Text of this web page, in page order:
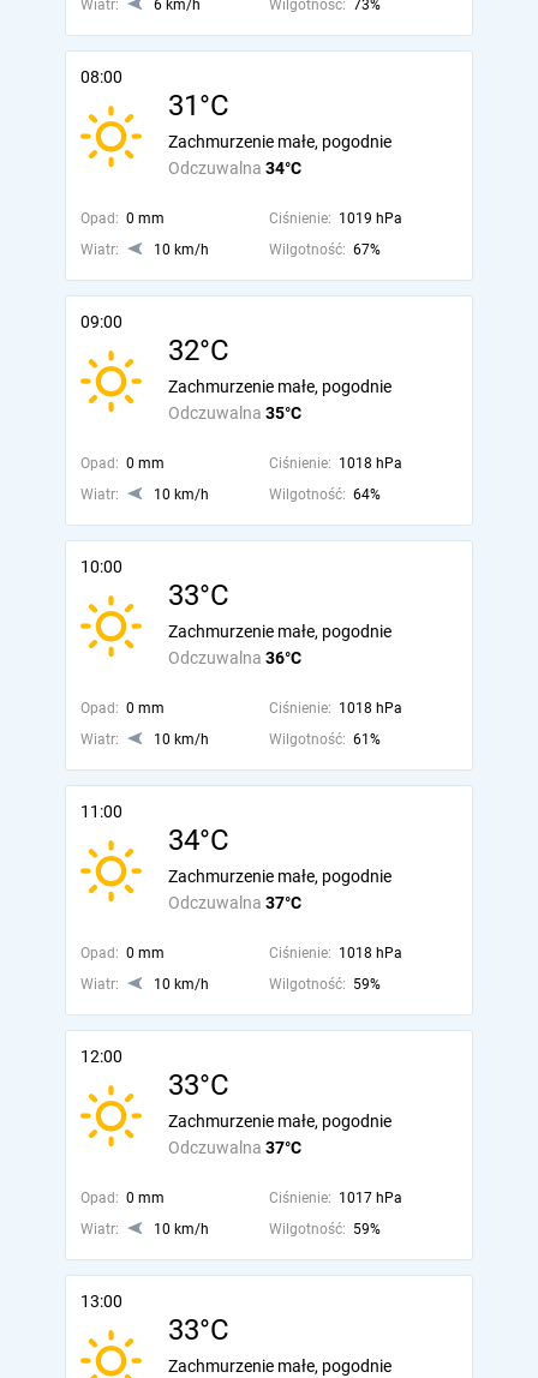
Wiatr: 6 km/h Wilgotność: 73%
08:00
31°C
Odczuwalna 34°C
Zachmurzenie małe, pogodnie
Opad: 0 mm Ciśnienie: 1019 hPa
Wiatr:
10 km/h Wilgotność: 67%
09:00
32°C
Odczuwalna 35°C
Zachmurzenie małe, pogodnie
Opad: 0 mm Ciśnienie: 1018 hPa
Wiatr:
10 km/h Wilgotność: 64%
10:00
33°C
Odczuwalna 36°C
Zachmurzenie małe, pogodnie
Opad: 0 mm Ciśnienie: 1018 hPa
Wiatr:
10 km/h Wilgotność: 61%
11:00
34°C
Odczuwalna 37°C
Zachmurzenie małe, pogodnie
Opad: 0 mm Ciśnienie: 1018 hPa
Wiatr:
10 km/h Wilgotność: 59%
12:00
33°C
Odczuwalna 37°C
Zachmurzenie małe, pogodnie
Opad: 0 mm Ciśnienie: 1017 hPa
Wiatr:
10 km/h Wilgotność: 59%
13:00
33°C
Zachmurzenie małe, pogodnie